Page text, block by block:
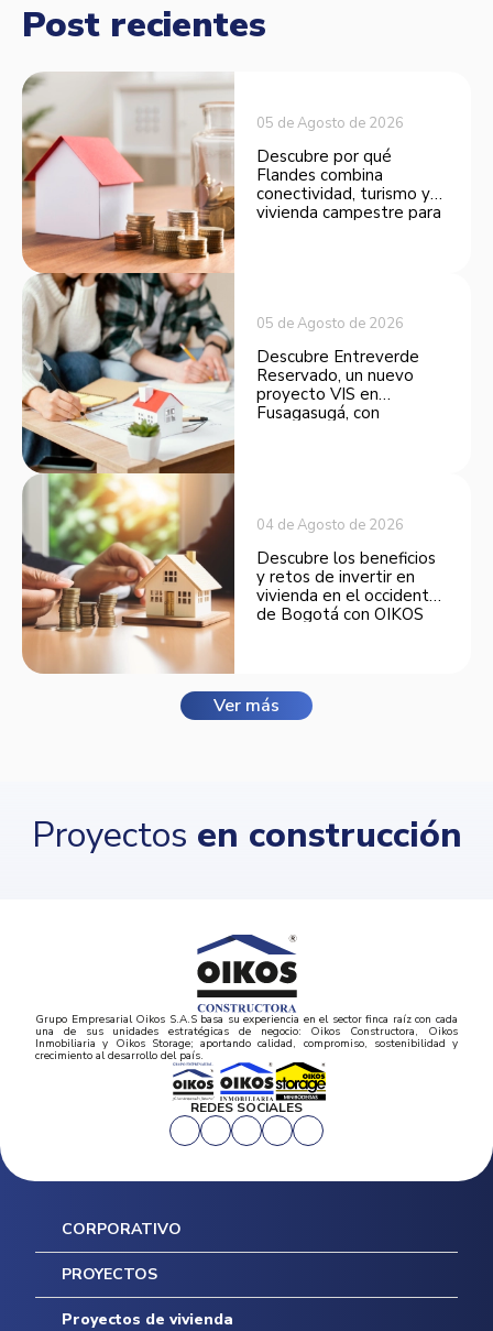
Post recientes
05 de Agosto de 2026
Descubre por qué
Flandes combina
conectividad, turismo y
vivienda campestre para
05 de Agosto de 2026
Descubre Entreverde
Reservado, un nuevo
proyecto VIS en
Fusagasugá, con
04 de Agosto de 2026
Descubre los beneficios
y retos de invertir en
vivienda en el occidente
de Bogotá con OIKOS
Ver más
Proyectos en construcción
Grupo Empresarial Oikos S.A.S basa su experiencia en el sector finca raíz con cada
una de sus unidades estratégicas de negocio: Oikos Constructora, Oikos
Inmobiliaria y Oikos Storage; aportando calidad, compromiso, sostenibilidad y
crecimiento al desarrollo del país.
REDES SOCIALES
CORPORATIVO
Inicio
Mapa del sitio
Postventas
PROYECTOS
Proyectos de vivienda